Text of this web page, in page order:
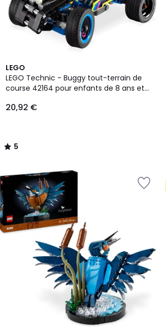
LEGO
LEGO Technic - Buggy tout-terrain de
course 42164 pour enfants de 8 ans et
20,92 €
5
/
5
5
/